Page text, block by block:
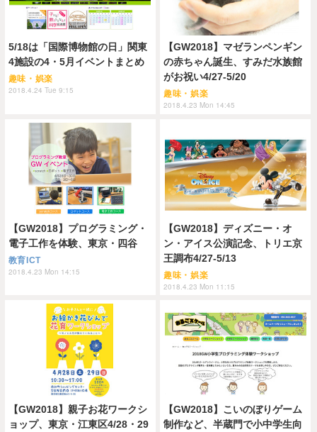
5/18は「国際博物館の日」関東
4施設の4・5月イベントまとめ
趣味・娯楽
2018.4.24 Tue 9:15
【GW2018】マゼランペンギン
の赤ちゃん誕生、すみだ水族館
がお祝い4/27-5/20
趣味・娯楽
2018.4.23 Mon 14:45
【GW2018】プログラミング・
電子工作を体験、東京・四谷
教育ICT
2018.4.23 Mon 14:15
【GW2018】ディズニー・オ
ン・アイス公演記念、トリエ京
王調布4/27-5/13
趣味・娯楽
2018.4.23 Mon 11:15
【GW2018】親子お花ワークシ
ョップ、東京・江東区4/28・29
【GW2018】こいのぼりゲーム
制作など、半蔵門で小中学生向